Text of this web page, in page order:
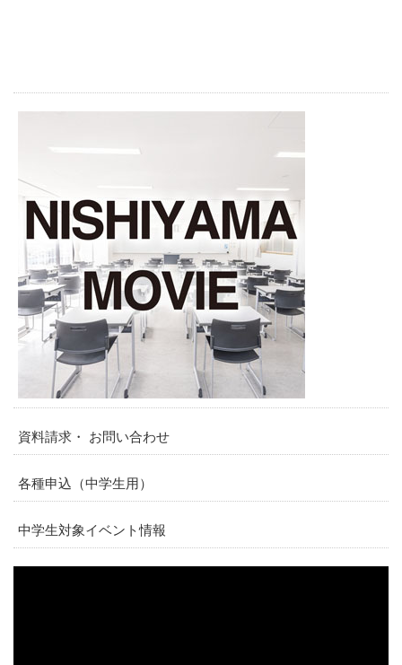
資料請求・ お問い合わせ
各種申込（中学生用）
中学生対象イベント情報